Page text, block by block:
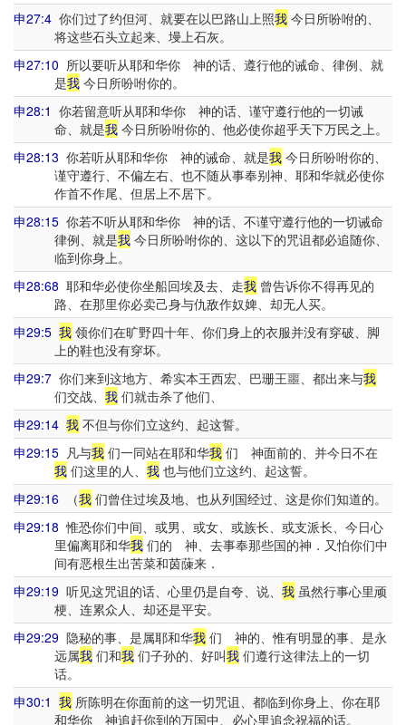
申27:4 你们过了约但河、就要在以巴路山上照我 今日所吩咐的、
将这些石头立起来、墁上石灰。
申27:10 所以要听从耶和华你 神的话、遵行他的诫命、律例、就
是我今日所吩咐你的。
申28:1 你若留意听从耶和华你 神的话、谨守遵行他的一切诫
命、就是我今日所吩咐你的、他必使你超乎天下万民之上。
申28:13 你若听从耶和华你 神的诫命、就是我 今日所吩咐你的、
谨守遵行、不偏左右、也不随从事奉别神、耶和华就必使你
作首不作尾、但居上不居下。
申28:15 你若不听从耶和华你 神的话、不谨守遵行他的一切诫命
律例、就是我今日所吩咐你的、这以下的咒诅都必追随你、
临到你身上。
申28:68 耶和华必使你坐船回埃及去、走我 曾告诉你不得再见的
路、在那里你必卖己身与仇敌作奴婢、却无人买。
申29:5 我 领你们在旷野四十年、你们身上的衣服并没有穿破、脚
上的鞋也没有穿坏。
申29:7 你们来到这地方、希实本王西宏、巴珊王噩、都出来与我
们交战、 我们就击杀了他们、
申29:14 我 不但与你们立这约、起这誓。
申29:15 凡与我 们一同站在耶和华我 们 神面前的、并今日不在
我们这里的人、 我也与他们立这约、起这誓。
申29:16 （我 们曾住过埃及地、也从列国经过、这是你们知道的。
申29:18 惟恐你们中间、或男、或女、或族长、或支派长、今日心
里偏离耶和华我们的 神、去事奉那些国的神．又怕你们中
间有恶根生出苦菜和茵蔯来．
申29:19 听见这咒诅的话、心里仍是自夸、说、 我 虽然行事心里顽
梗、连累众人、却还是平安。
申29:29 隐秘的事、是属耶和华我 们 神的、惟有明显的事、是永
远属我们和我们子孙的、好叫我们遵行这律法上的一切
话。
申30:1 我 所陈明在你面前的这一切咒诅、都临到你身上、你在耶
和华你 神追赶你到的万国中、必心里追念祝福的话。